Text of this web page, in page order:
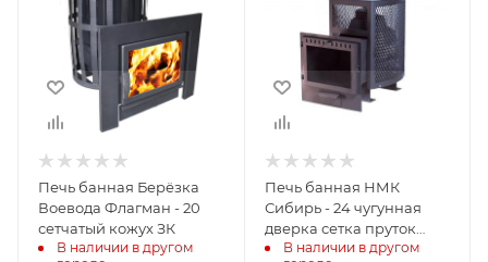
Глубина, мм
Высота, мм
880
Материал
Чугун
Вид топлива
Дрова
Диаметр дымохода,
Печь банная Берёзка
Воевода Флагман - 20
сетчатый кожух ЗК
В наличии в другом
Глубина, мм
Высота, мм
710
Материал
Чугун
Вид топлива
Дрова
Диаметр дымохода,
Печь банная НМК
Сибирь - 24 чугунная
дверка сетка пруток
панорама
В наличии в другом